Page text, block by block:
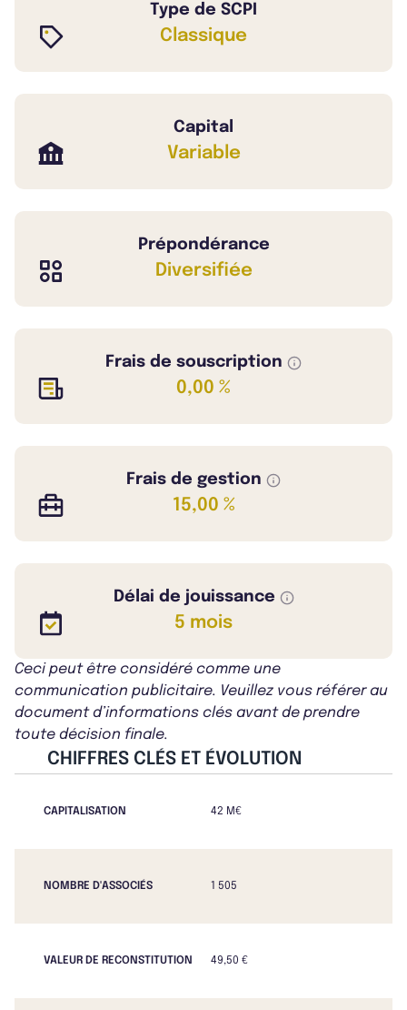
Type de SCPI
Classique
Capital
Variable
Prépondérance
Diversifiée
Frais de souscription
0,00 %
Frais de gestion
15,00 %
Délai de jouissance
5 mois
Ceci peut être considéré comme une
communication publicitaire. Veuillez vous référer au
document d’informations clés avant de prendre
toute décision finale.
CHIFFRES CLÉS ET ÉVOLUTION
CAPITALISATION 42 M€
NOMBRE D'ASSOCIÉS 1 505
VALEUR DE RECONSTITUTION 49,50 €